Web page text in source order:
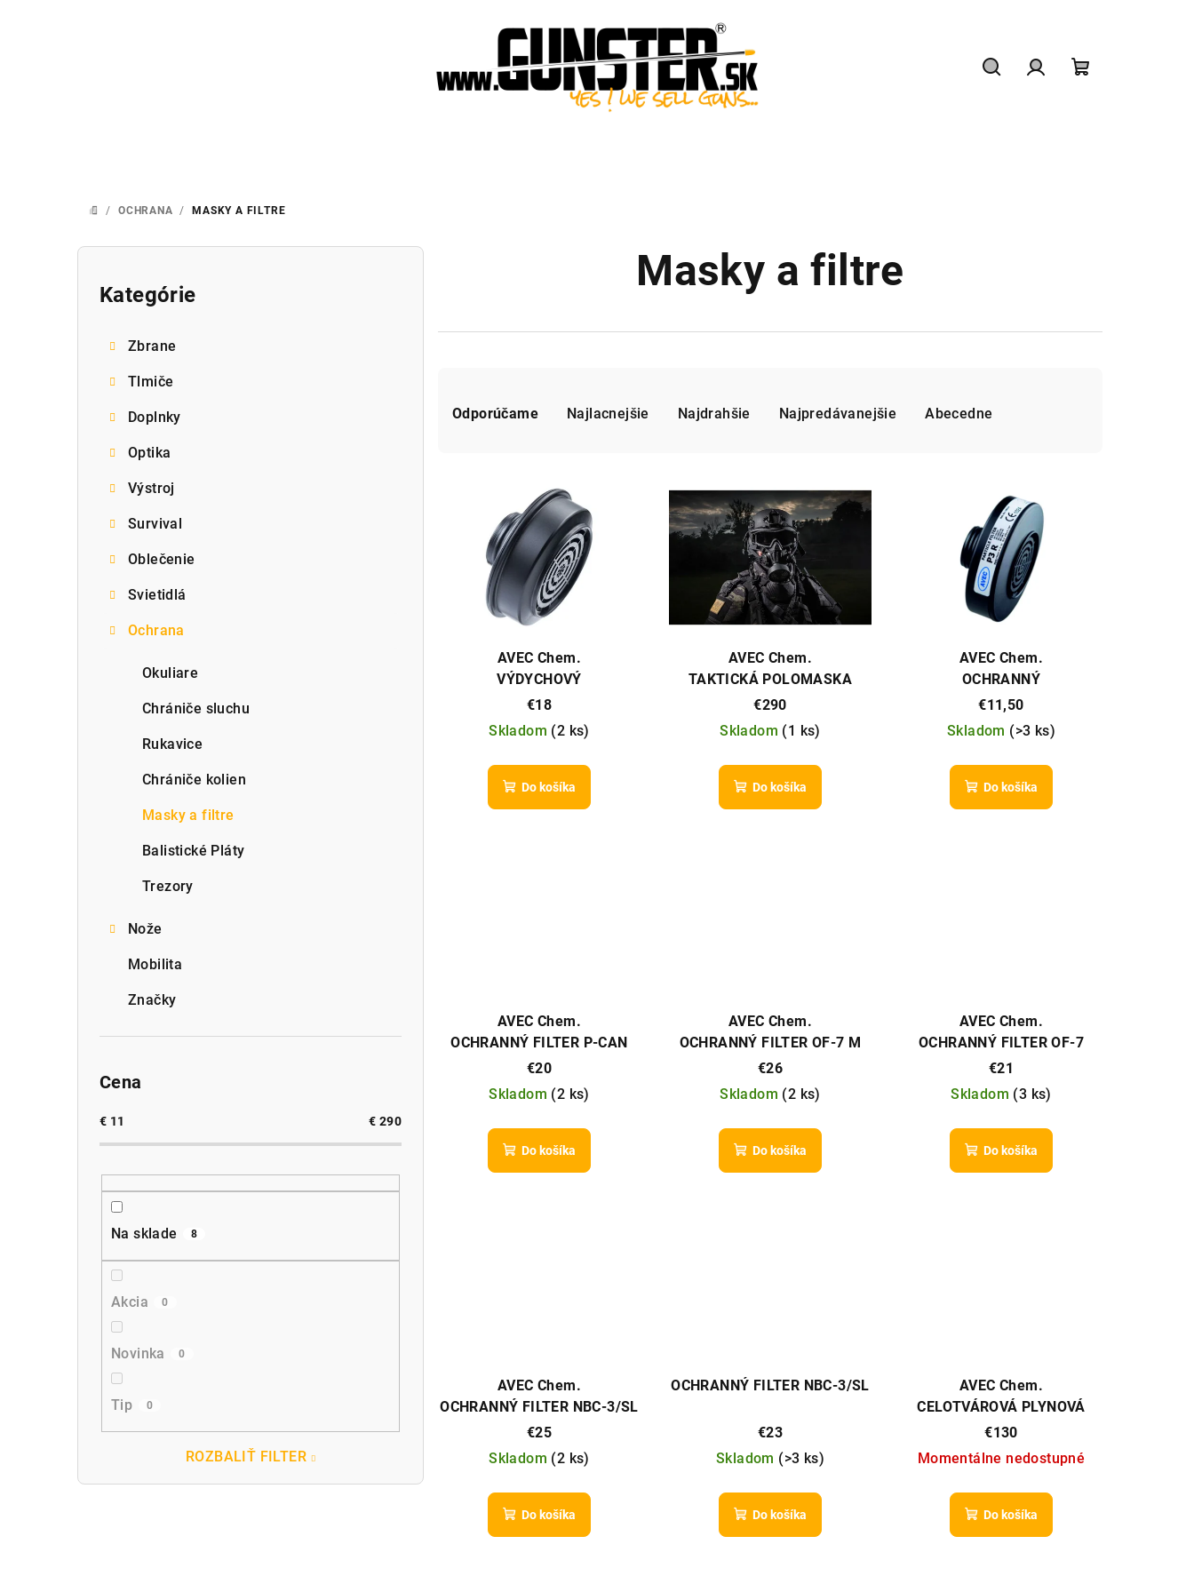
DOMOV
/ OCHRANA / MASKY A FILTRE
B
Preskočiť
Kategórie
Zbrane
Tlmiče
Doplnky
Optika
Výstroj
Survival
Oblečenie
Svietidlá
Ochrana
Okuliare
Chrániče sluchu
Rukavice
Chrániče kolien
Masky a filtre
Balistické Pláty
Trezory
Nože
Mobilita
Značky
Cena
€ 11 € 290
Na sklade 8
Akcia 0
Novinka 0
Tip 0
ROZBALIŤ FILTER
Masky a filtre
aOdporúčame Najlacnejšie Najdrahšie Najpredávanejšie Abecedne
VÝDYCHOVÝ
PROTIČASTICOVÝ FILTER P-
20 (2 PACK)
AVEC Chem.
€18
Skladom (2 ks)
Do košíka
TAKTICKÁ POLOMASKA
TAPR SET
AVEC Chem.
€290
Skladom (1 ks)
Do košíka
OCHRANNÝ
PROTIČASTICOVÝ FILTER
P3R
AVEC Chem.
€11,50
Skladom (>3 ks)
Do košíka
OCHRANNÝ FILTER P-CAN
COMPACT
AVEC Chem.
€20
Skladom (2 ks)
Do košíka
OCHRANNÝ FILTER OF-7 M
AVEC Chem.
€26
Skladom (2 ks)
Do košíka
OCHRANNÝ FILTER OF-7
AVEC Chem.
€21
Skladom (3 ks)
Do košíka
OCHRANNÝ FILTER NBC-3/SL
M
AVEC Chem.
€25
Skladom (2 ks)
Do košíka
OCHRANNÝ FILTER NBC-3/SL
€23
Skladom (>3 ks)
Do košíka
CELOTVÁROVÁ PLYNOVÁ
MASKA OM-2020
AVEC Chem.
€130
Momentálne nedostupné
Do košíka